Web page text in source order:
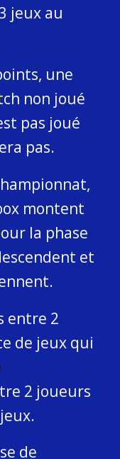
jeux au
une
non joué
pas joué
pas.
montent
la phase
et
entre 2
de jeux qui
2 joueurs
de